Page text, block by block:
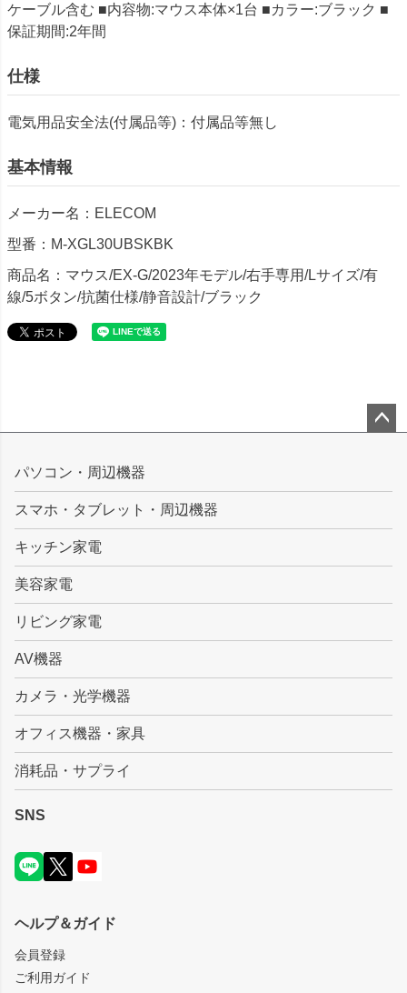
ケーブル含む ■内容物:マウス本体×1台 ■カラー:ブラック ■
保証期間:2年間
仕様
電気用品安全法(付属品等)：付属品等無し
基本情報
メーカー名：ELECOM
型番：M-XGL30UBSKBK
商品名：マウス/EX-G/2023年モデル/右手専用/Lサイズ/有
線/5ボタン/抗菌仕様/静音設計/ブラック
ップ
パソコン・周辺機器
スマホ・タブレット・周辺機器
キッチン家電
美容家電
リビング家電
AV機器
カメラ・光学機器
オフィス機器・家具
消耗品・サプライ
SNS
ヘルプ＆ガイド
会員登録
ご利用ガイド